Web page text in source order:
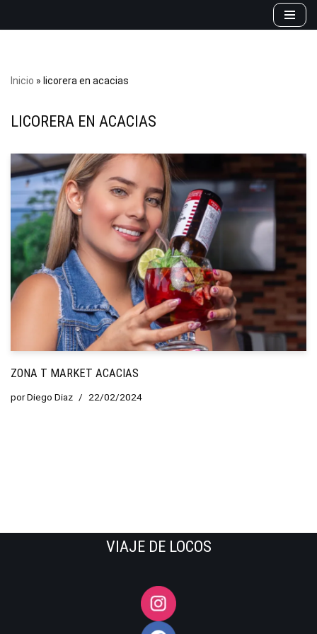
Inicio » licorera en acacias
LICORERA EN ACACIAS
ZONA T MARKET ACACIAS
porDiego Diaz 22/02/2024
VIAJE DE LOCOS